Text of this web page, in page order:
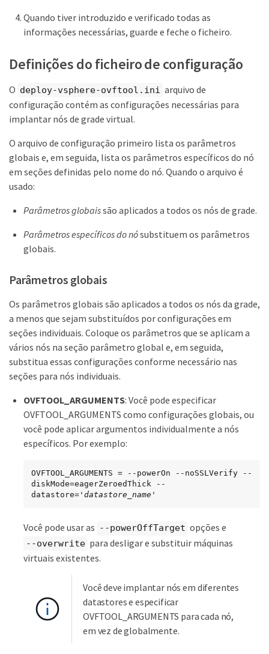
Quando tiver introduzido e verificado todas as
informações necessárias, guarde e feche o ficheiro.
Definições do ficheiro de configuração
O deploy-vsphere-ovftool.ini arquivo de
configuração contém as configurações necessárias para
implantar nós de grade virtual.
O arquivo de configuração primeiro lista os parâmetros
globais e, em seguida, lista os parâmetros específicos do nó
em seções definidas pelo nome do nó. Quando o arquivo é
usado:
Parâmetros globaissão aplicados a todos os nós de grade.
Parâmetros específicos do nósubstituem os parâmetros
globais.
Parâmetros globais
Os parâmetros globais são aplicados a todos os nós da grade,
a menos que sejam substituídos por configurações em
seções individuais. Coloque os parâmetros que se aplicam a
vários nós na seção parâmetro global e, em seguida,
substitua essas configurações conforme necessário nas
seções para nós individuais.
OVFTOOL_ARGUMENTS: Você pode especificar
OVFTOOL_ARGUMENTS como configurações globais, ou
você pode aplicar argumentos individualmente a nós
específicos. Por exemplo:
OVFTOOL_ARGUMENTS = --powerOn --noSSLVerify --
diskMode=eagerZeroedThick --
datastore=' datastore_name '
Você pode usar as --powerOffTarget opções e
--overwrite para desligar e substituir máquinas
virtuais existentes.
Você deve implantar nós em diferentes
datastores e especificar
OVFTOOL_ARGUMENTS para cada nó,
em vez de globalmente.